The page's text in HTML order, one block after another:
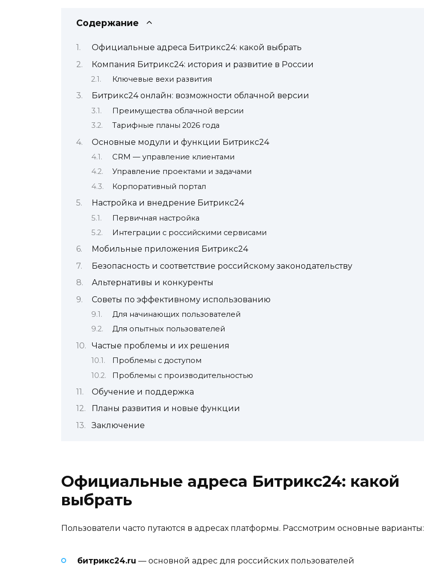
Содержание
Официальные адреса Битрикс24: какой выбрать
Компания Битрикс24: история и развитие в России
Ключевые вехи развития
Битрикс24 онлайн: возможности облачной версии
Преимущества облачной версии
Тарифные планы 2026 года
Основные модули и функции Битрикс24
CRM — управление клиентами
Управление проектами и задачами
Корпоративный портал
Настройка и внедрение Битрикс24
Первичная настройка
Интеграции с российскими сервисами
Мобильные приложения Битрикс24
Безопасность и соответствие российскому законодательству
Альтернативы и конкуренты
Советы по эффективному использованию
Для начинающих пользователей
Для опытных пользователей
Частые проблемы и их решения
Проблемы с доступом
Проблемы с производительностью
Обучение и поддержка
Планы развития и новые функции
Заключение
Официальные адреса Битрикс24: какой
выбрать
Пользователи часто путаются в адресах платформы. Рассмотрим основные варианты:
битрикс24.ru — основной адрес для российских пользователей